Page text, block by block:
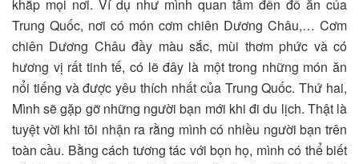
khắp mọi nơi. Ví dụ như mình quan tâm đến đồ ăn của
Trung Quốc, nơi có món cơm chiên Dương Châu,… Cơm
chiên Dương Châu đầy màu sắc, mùi thơm phức và có
hương vị rất tinh tế, có lẽ đây là một trong những món ăn
nổi tiếng và được yêu thích nhất của Trung Quốc. Thứ hai,
Mình sẽ gặp gỡ những người bạn mới khi đi du lịch. Thật là
tuyệt vời khi tôi nhận ra rằng mình có nhiều người bạn trên
toàn cầu. Bằng cách tương tác với bọn họ, mình có thể biết